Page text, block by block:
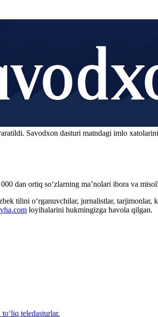
Savodxon dasturi matndagi imlo
dan ortiq so‘zlarning ma’nolari ibora va
tilini o‘rganuvchilar, jurnalistlar,
loyihalarini hukmingizga havola qilgan.
teledasturlar.